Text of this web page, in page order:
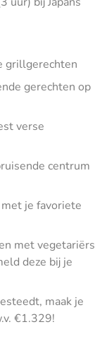
grillgerechten
gerechten op
verse
centrum
je favoriete
met vegetariërs
deze bij je
maak je
€1.329!